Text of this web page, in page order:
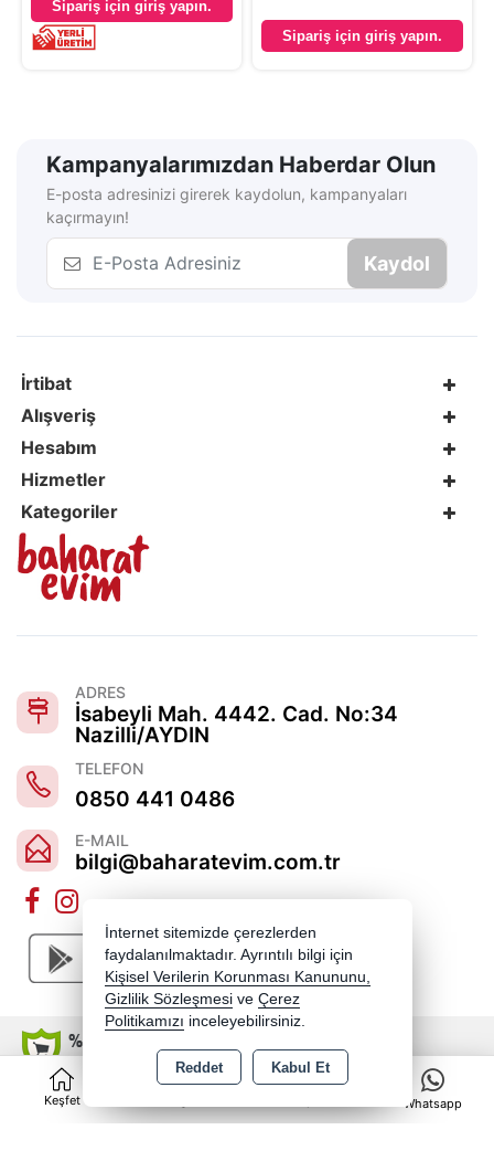
Keşfet
0
Whatsapp
Sipariş için giriş yapın.
Sipariş için giriş yapın.
Kampanyalarımızdan Haberdar Olun
E-posta adresinizi girerek kaydolun, kampanyaları
kaçırmayın!
Kaydol
İrtibat
Alışveriş
Hesabım
Hizmetler
Kategoriler
ADRES
İsabeyli Mah. 4442. Cad. No:34
Nazilli/AYDIN
TELEFON
0850 441 0486
E-MAIL
bilgi@baharatevim.com.tr
Copyright 2026 baharatevim.com.tr - Tüm hakları saklıdır.
Kredi kartı bilgileriniz 256bit SSL sertifikası ile korunmaktadır.
İnternet sitemizde çerezlerden
faydalanılmaktadır. Ayrıntılı bilgi için
Kişisel Verilerin Korunması Kanununu,
Gizlilik Sözleşmesi ve Çerez
Politikamızı inceleyebilirsiniz.
Reddet Kabul Et